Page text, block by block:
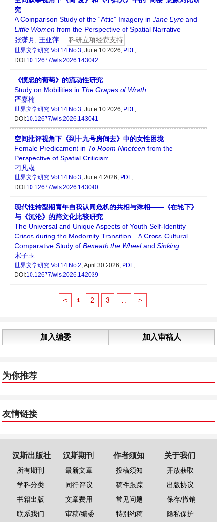
究
A Comparison Study of the “Attic” Imagery in Jane Eyre and
Little Women from the Perspective of Spatial Narrative
张潇月
王亚萍 科研立项经费支持
世界文学研究 Vol.14 No.3, June 10 2026, PDF,
DOI:10.12677/wls.2026.143042
《愤怒的葡萄》的流动性研究
Study on Mobilities in The Grapes of Wrath
严嘉楠
世界文学研究 Vol.14 No.3, June 10 2026, PDF,
DOI:10.12677/wls.2026.143041
空间批评视角下《到十九号房间去》中的女性困境
Female Predicament in To Room Nineteen from the
Perspective of Spatial Criticism
刁凡彧
世界文学研究 Vol.14 No.3, June 4 2026, PDF,
DOI:10.12677/wls.2026.143040
现代性转型期青年自我认同危机的共相与殊相——《在轮下》
与《沉沦》的跨文化比较研究
The Universal and Unique Aspects of Youth Self-Identity
Crises during the Modernity Transition—A Cross-Cultural
Comparative Study of Beneath the Wheeland Sinking
宋子玉
世界文学研究 Vol.14 No.2, April 30 2026, PDF,
DOI:10.12677/wls.2026.142039
< 1 2 3 ... >
加入编委 加入审稿人
为你推荐
友情链接
汉斯出版社
所有期刊
学科分类
书籍出版
联系我们
汉斯期刊
最新文章
同行评议
文章费用
审稿/编委
作者须知
投稿须知
稿件跟踪
常见问题
特别约稿
关于我们
开放获取
出版协议
保存/撤销
隐私保护